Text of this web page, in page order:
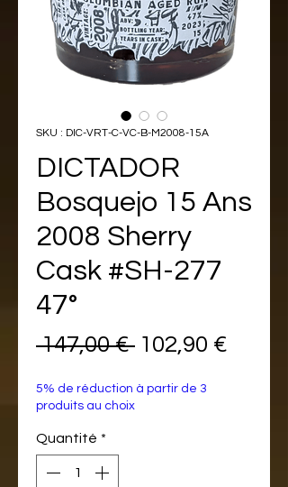
SKU : DIC-VRT-C-VC-B-M2008-15A
DICTADOR
Bosquejo 15 Ans
2008 Sherry
Cask #SH-277
47°
147,00 € Prix
102,90 €
5% de réduction à partir de 3
produits au choix
Quantité *